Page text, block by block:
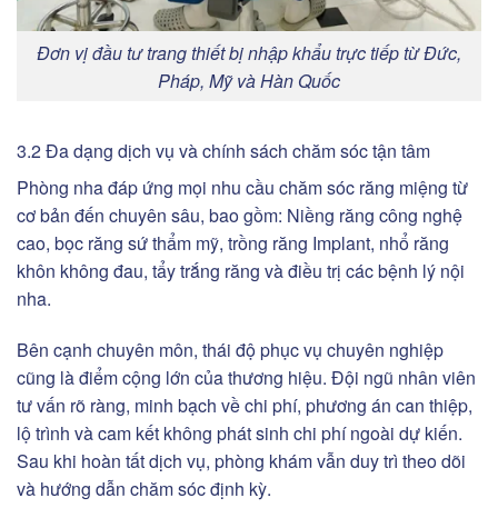
Đơn vị đầu tư trang thiết bị nhập khẩu trực tiếp từ Đức,
Pháp, Mỹ và Hàn Quốc
3.2 Đa dạng dịch vụ và chính sách chăm sóc tận tâm
Phòng nha đáp ứng mọi nhu cầu chăm sóc răng miệng từ
cơ bản đến chuyên sâu, bao gồm: Niềng răng công nghệ
cao, bọc răng sứ thẩm mỹ, trồng răng Implant, nhổ răng
khôn không đau, tẩy trắng răng và điều trị các bệnh lý nội
nha.
Bên cạnh chuyên môn, thái độ phục vụ chuyên nghiệp
cũng là điểm cộng lớn của thương hiệu. Đội ngũ nhân viên
tư vấn rõ ràng, minh bạch về chi phí, phương án can thiệp,
lộ trình và cam kết không phát sinh chi phí ngoài dự kiến.
Sau khi hoàn tất dịch vụ, phòng khám vẫn duy trì theo dõi
và hướng dẫn chăm sóc định kỳ.